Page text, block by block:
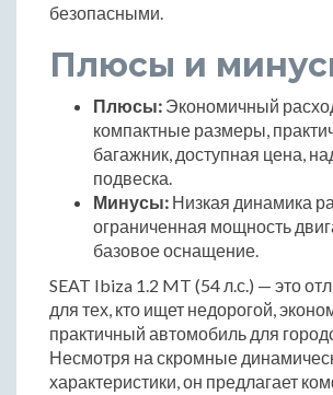
безопасными.
Плюсы и
Плюсы: Экономичный
компактные размеры,
багажник, доступная цена,
подвеска.
Минусы: Низкая динамика
ограниченная мощность
базовое оснащение.
SEAT Ibiza 1.2 MT (54 л.с.) — это
для тех, кто ищет недорогой,
практичный автомобиль для
Несмотря на скромные
характеристики, он предлагает